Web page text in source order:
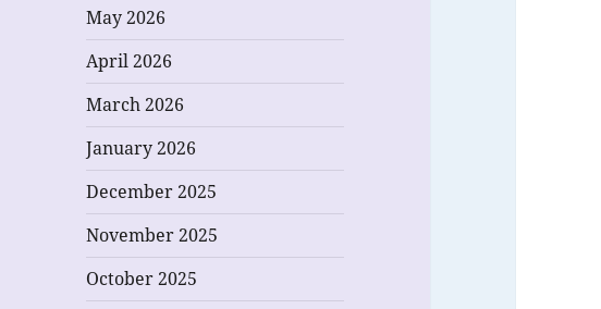
May 2026
April 2026
March 2026
January 2026
December 2025
November 2025
October 2025